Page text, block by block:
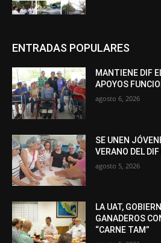
ENTRADAS POPULARES
MANTIENE DIF
APOYOS
agosto 6, 2026
SE UNEN
VERANO DEL
agosto 5, 2026
LA UAT,
GANADEROS
“CARNE TAM”